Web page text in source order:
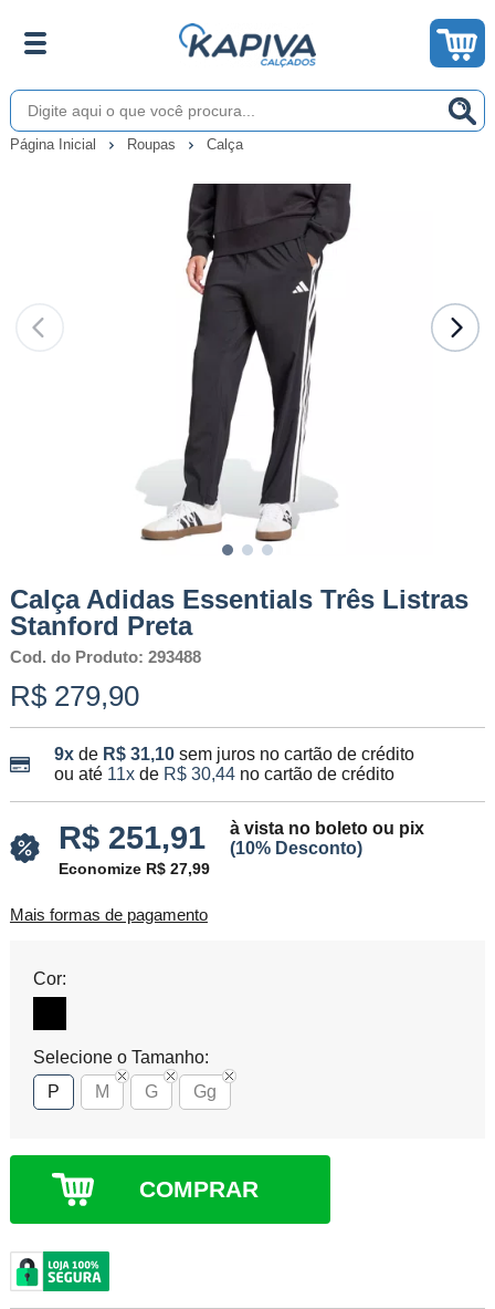
Página Inicial Roupas Calça
Calça Adidas Essentials Três Listras
Stanford Preta
Cod. do Produto: 293488
R$ 279,90
9xde R$ 31,10 sem juros no cartão de crédito
ou até 11xde R$ 30,44no cartão de crédito
R$ 251,91
à vista no boleto ou pix
(10% Desconto)
Economize R$ 27,99
Mais formas de pagamento
Cor:
Selecione o Tamanho:
P
M G Gg
COMPRAR